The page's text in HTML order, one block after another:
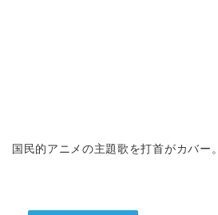
国民的アニメの主題歌を打首がカバー。